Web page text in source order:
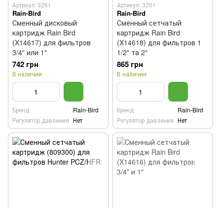
Артикул: 3261
Rain-Bird
Сменный дисковый
картридж Rain Bird
(X14617) для фильтров
3/4" или 1"
742 грн
В наличии
Бренд
Rain-Bird
Регулятор давления Нет
Артикул: 3201
Rain-Bird
Сменный сетчатый
картридж Rain Bird
(X14618) для фильтров 1
1/2" та 2"
865 грн
В наличии
Бренд
Rain-Bird
Регулятор давления Нет